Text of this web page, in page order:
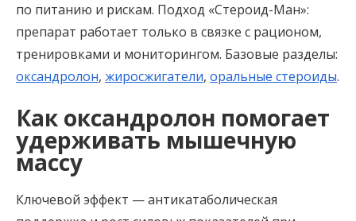
по питанию и рискам. Подход «Стероид-Ман»:
препарат работает только в связке с рационом,
тренировками и мониторингом. Базовые разделы:
оксандролон, жиросжигатели, оральные стероиды.
Как оксандролон помогает
удерживать мышечную
массу
Ключевой эффект — антикатаболическая